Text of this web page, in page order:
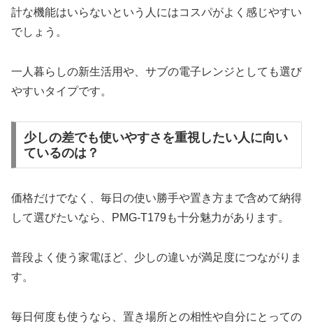
計な機能はいらないという人にはコスパがよく感じやすい
でしょう。
一人暮らしの新生活用や、サブの電子レンジとしても選び
やすいタイプです。
少しの差でも使いやすさを重視したい人に向い
ているのは？
価格だけでなく、毎日の使い勝手や置き方まで含めて納得
して選びたいなら、PMG-T179も十分魅力があります。
普段よく使う家電ほど、少しの違いが満足度につながりま
す。
毎日何度も使うなら、置き場所との相性や自分にとっての